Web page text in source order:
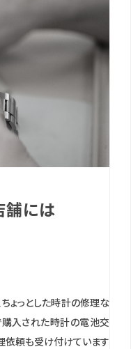
舗には
ょっとした時計の修理な
入された時計の電池交
依頼も受け付けています